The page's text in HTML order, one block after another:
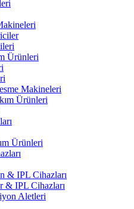
Ürünleri
Makineleri
Ürünleri
Ürünleri
& IPL Cihazları
& IPL Cihazları
Aletleri